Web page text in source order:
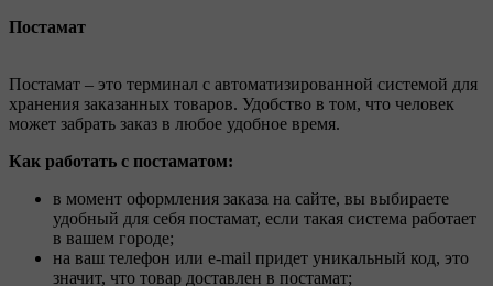
Постамат
Постамат – это терминал с автоматизированной системой для
хранения заказанных товаров. Удобство в том, что человек
может забрать заказ в любое удобное время.
Как работать с постаматом:
в момент оформления заказа на сайте, вы выбираете
удобный для себя постамат, если такая система работает
в вашем городе;
на ваш телефон или e-mail придет уникальный код, это
значит, что товар доставлен в постамат;